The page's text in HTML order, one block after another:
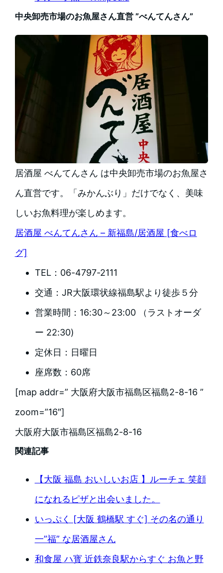
中央卸売市場のお魚屋さん直営 ”べんてんさん”
居酒屋 べんてんさん は中央卸売市場のお魚屋さ
ん直営です。「みかんぶり」だけでなく、美味
しいお魚料理が楽しめます。
居酒屋 べんてんさん – 新福島/居酒屋 [食べロ
グ]
TEL：06-4797-2111
交通：JR大阪環状線福島駅より徒歩５分
営業時間：16:30～23:00 （ラストオーダ
ー 22:30)
定休日：日曜日
座席数：60席
[map addr=” 大阪府大阪市福島区福島2-8-16 ”
zoom=”16″]
大阪府大阪市福島区福島2-8-16
関連記事
【大阪 福島 おいしいお店 】ルーチェ 笑顔
になれるピザと出会いました。
いっぷく [大阪 鶴橋駅 すぐ] その名の通り
一”福” な居酒屋さん
和食屋 ハ寳 近鉄奈良駅からすぐ お魚と野